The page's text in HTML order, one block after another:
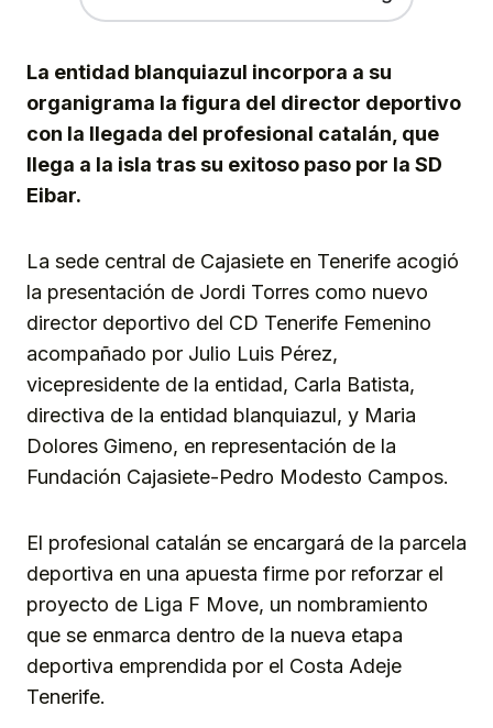
La entidad blanquiazul incorpora a su
organigrama la figura del director deportivo
con la llegada del profesional catalán, que
llega a la isla tras su exitoso paso por la SD
Eibar.
La sede central de Cajasiete en Tenerife acogió
la presentación de Jordi Torres como nuevo
director deportivo del CD Tenerife Femenino
acompañado por Julio Luis Pérez,
vicepresidente de la entidad, Carla Batista,
directiva de la entidad blanquiazul, y Maria
Dolores Gimeno, en representación de la
Fundación Cajasiete-Pedro Modesto Campos.
El profesional catalán se encargará de la parcela
deportiva en una apuesta firme por reforzar el
proyecto de Liga F Move, un nombramiento
que se enmarca dentro de la nueva etapa
deportiva emprendida por el Costa Adeje
Tenerife.